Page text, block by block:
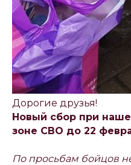
Дорогие друзья!
Новый сбор при
зоне СВО до 22
По просьбам бойцов